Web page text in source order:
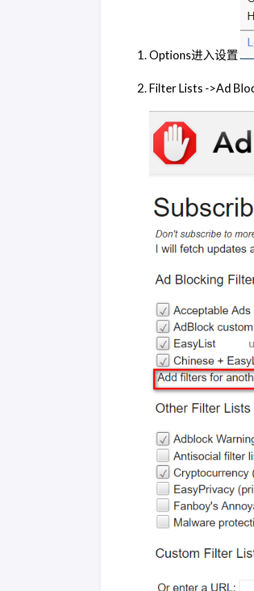
Options进入设置
Filter Lists ->Ad